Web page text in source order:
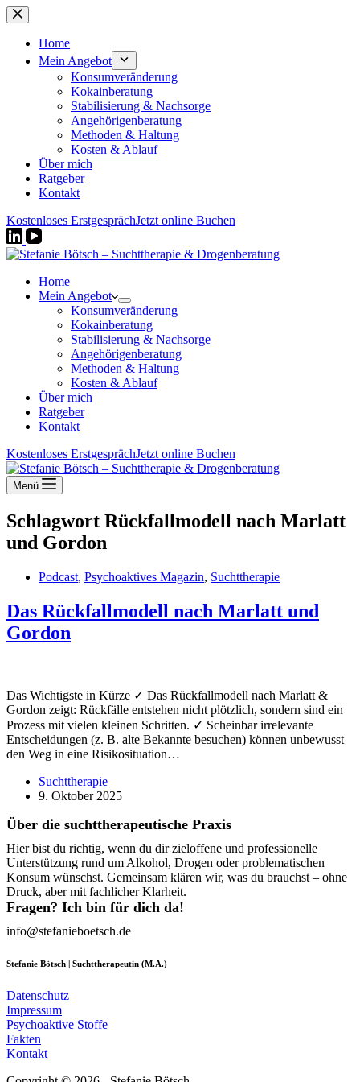
Zum
Inhalt
springenHome
Mein Angebot
Konsumveränderung
Kokainberatung
Stabilisierung & Nachsorge
Angehörigenberatung
Methoden & Haltung
Kosten & Ablauf
Über mich
Ratgeber
Kontakt
Kostenloses ErstgesprächJetzt online Buchen
Home
Mein Angebot
Konsumveränderung
Kokainberatung
Stabilisierung & Nachsorge
Angehörigenberatung
Methoden & Haltung
Kosten & Ablauf
Über mich
Ratgeber
Kontakt
Kostenloses ErstgesprächJetzt online Buchen
Menü
Schlagwort Rückfallmodell nach Marlatt
und Gordon
Podcast, Psychoaktives Magazin, Suchttherapie
Das Rückfallmodell nach Marlatt und
Gordon
Das Wichtigste in Kürze ✓ Das Rückfallmodell nach Marlatt &
Gordon zeigt: Rückfälle entstehen nicht plötzlich, sondern sind ein
Prozess mit vielen kleinen Schritten. ✓ Scheinbar irrelevante
Entscheidungen (z. B. alte Bekannte besuchen) können unbewusst
den Weg in eine Risikosituation…
Suchttherapie
9. Oktober 2025
Über die suchttherapeutische Praxis
Hier bist du richtig, wenn du dir zieloffene und professionelle
Unterstützung rund um Alkohol, Drogen oder problematischen
Konsum wünschst. Gemeinsam klären wir, was du brauchst – ohne
Druck, aber mit fachlicher Klarheit.
Fragen? Ich bin für dich da!
info@stefanieboetsch.de
Stefanie Bötsch | Suchttherapeutin (M.A.)
Datenschutz
Impressum
Psychoaktive Stoffe
Fakten
Kontakt